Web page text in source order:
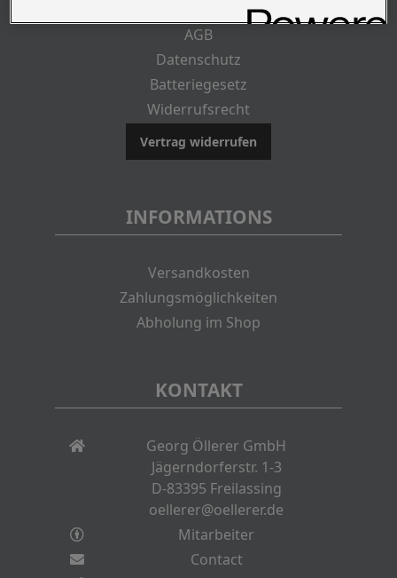
AGB
Datenschutz
Batteriegesetz
Widerrufsrecht
Vertrag widerrufen
INFORMATIONS
Versandkosten
Zahlungsmöglichkeiten
Abholung im Shop
KONTAKT
Georg Öllerer GmbH
Jägerndorferstr. 1-3
D-83395 Freilassing
oellerer@oellerer.de
Mitarbeiter
Contact